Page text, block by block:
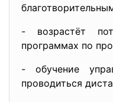
- возрастёт
программах по
- обучение
проводиться